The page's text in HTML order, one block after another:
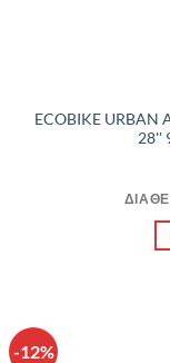
ECOBIKE
28''
-12%